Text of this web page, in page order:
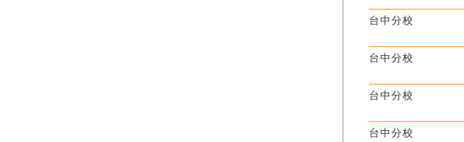
台中分校
台中分校
台中分校
台中分校